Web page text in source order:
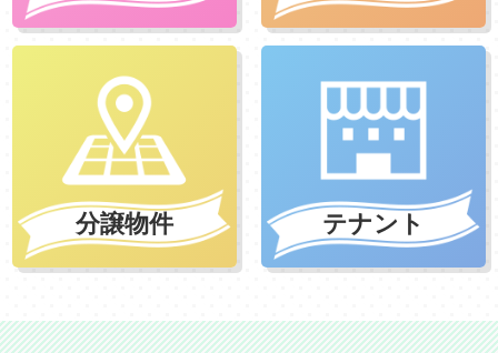
分譲物件 テナント